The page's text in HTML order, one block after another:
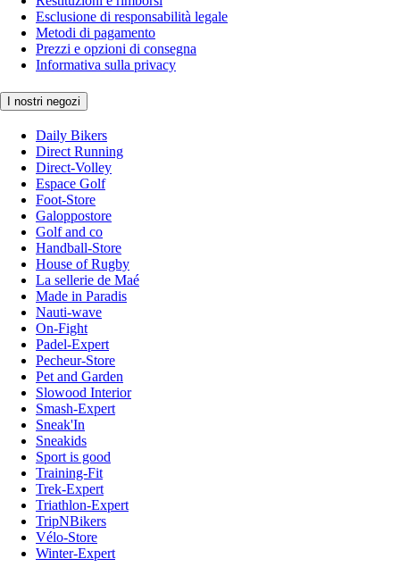
Esclusione di responsabilità legale
Metodi di pagamento
Prezzi e opzioni di consegna
Informativa sulla privacy
I nostri negozi
Daily Bikers
Direct Running
Direct-Volley
Espace Golf
Foot-Store
Galoppostore
Golf and co
Handball-Store
House of Rugby
La sellerie de Maé
Made in Paradis
Nauti-wave
On-Fight
Padel-Expert
Pecheur-Store
Pet and Garden
Slowood Interior
Smash-Expert
Sneak'In
Sneakids
Sport is good
Training-Fit
Trek-Expert
Triathlon-Expert
TripNBikers
Vélo-Store
Winter-Expert